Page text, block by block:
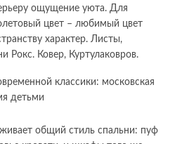
ощущение уюта. Для
цвет – любимый цвет
характер. Листы,
Рокс. Ковер, Куртулаковров.
общий стиль спальни: пуф